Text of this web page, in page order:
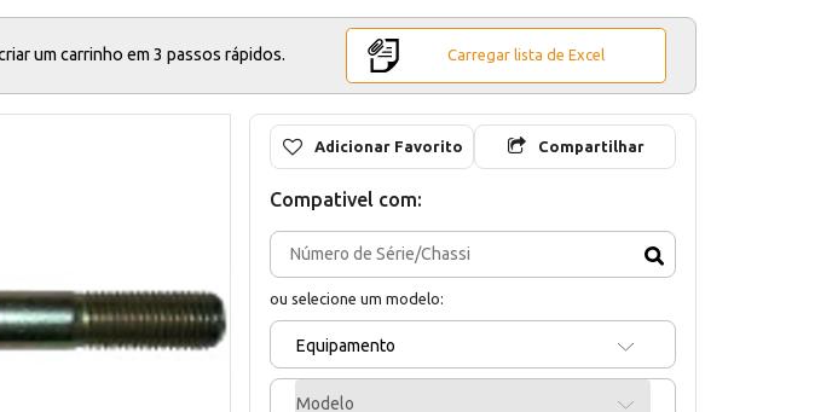
um carrinho em 3 passos rápidos. Carregar lista de Excel
Adicionar Favorito Compartilhar
Compativel com:
ou selecione um modelo:
Equipamento
Modelo